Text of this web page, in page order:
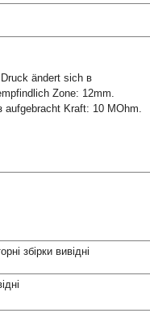
ändert sich в
Zone: 12mm.
aufgebracht Kraft: 10 МOhm.
збірки вивідні